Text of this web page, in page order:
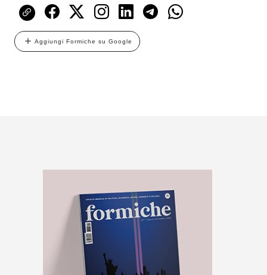
Aggiungi Formiche su Google